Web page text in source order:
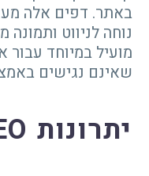
באתר. דפים אלה
נוחה לניווט
מועיל במיוחד
שאינם נגישים
יתרונות